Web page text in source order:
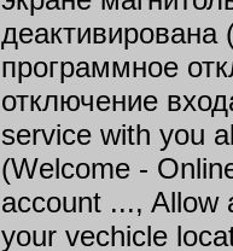
программное
отключение
service with you
(Welcome -
account ..., Allow
your vechicle